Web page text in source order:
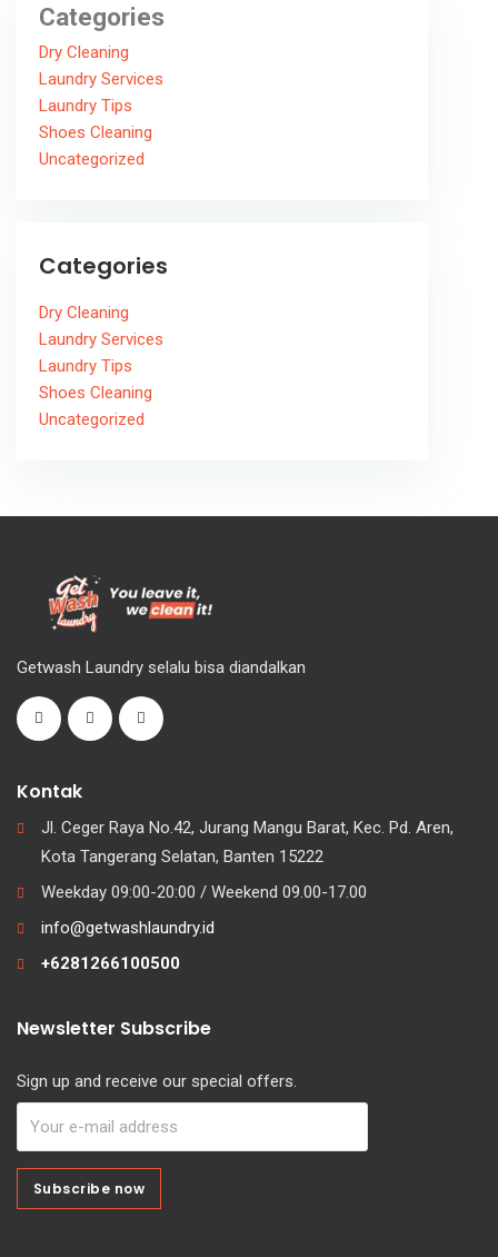
Categories
Dry Cleaning
Laundry Services
Laundry Tips
Shoes Cleaning
Uncategorized
Categories
Dry Cleaning
Laundry Services
Laundry Tips
Shoes Cleaning
Uncategorized
Getwash Laundry selalu bisa diandalkan
Kontak
Jl. Ceger Raya No.42, Jurang Mangu Barat, Kec. Pd. Aren,
Kota Tangerang Selatan, Banten 15222
Weekday 09:00-20:00 / Weekend 09.00-17.00
info@getwashlaundry.id
+6281266100500
Newsletter Subscribe
Sign up and receive our special offers.
Subscribe now
Subscribe now